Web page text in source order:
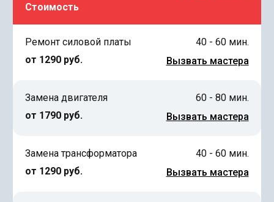
Стоимость
Ремонт силовой платы
от 1290 руб.
40 - 60 мин.
Вызвать мастера
Замена двигателя
от 1790 руб.
60 - 80 мин.
Вызвать мастера
Замена трансформатора
от 1290 руб.
40 - 60 мин.
Вызвать мастера